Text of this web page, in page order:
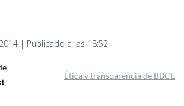
| Publicado a las 18:52
Ética y transparencia de BBCL